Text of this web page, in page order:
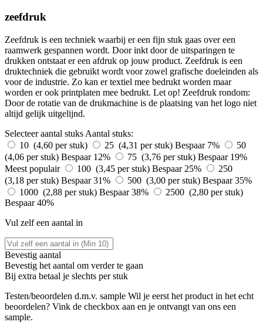
zeefdruk
Zeefdruk is een techniek waarbij er een fijn stuk gaas over een
raamwerk gespannen wordt. Door inkt door de uitsparingen te
drukken ontstaat er een afdruk op jouw product. Zeefdruk is een
druktechniek die gebruikt wordt voor zowel grafische doeleinden als
voor de industrie. Zo kan er textiel mee bedrukt worden maar
worden er ook printplaten mee bedrukt. Let op! Zeefdruk rondom:
Door de rotatie van de drukmachine is de plaatsing van het logo niet
altijd gelijk uitgelijnd.
Selecteer aantal stuks Aantal stuks:
10 (4,60 per stuk)
25 (4,31 per stuk) Bespaar 7%
50
(4,06 per stuk) Bespaar 12% 75 (3,76 per stuk) Bespaar 19%
Meest populair
100 (3,45 per stuk) Bespaar 25%
250
(3,18 per stuk) Bespaar 31% 500 (3,00 per stuk) Bespaar 35%
1000 (2,88 per stuk) Bespaar 38%
2500 (2,80 per stuk)
Bespaar 40%
Vul zelf een aantal in
Bevestig aantal
Bevestig het aantal om verder te gaan
Bij extra betaal je slechts per stuk
Testen/beoordelen d.m.v. sample Wil je eerst het product in het echt
beoordelen? Vink de checkbox aan en je ontvangt van ons een
sample.